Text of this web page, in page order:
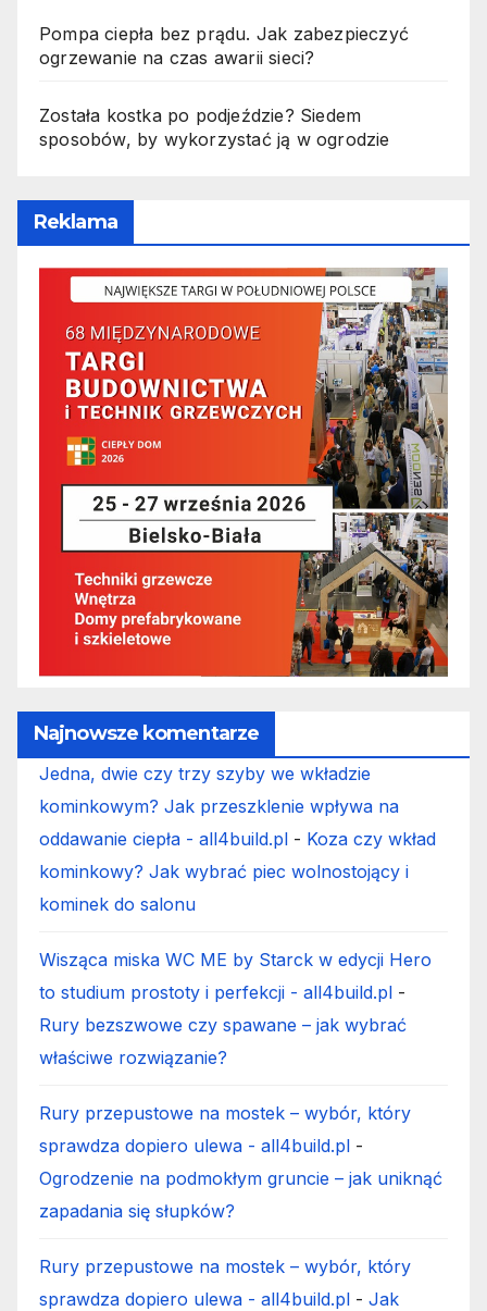
Pompa ciepła bez prądu. Jak zabezpieczyć
ogrzewanie na czas awarii sieci?
Została kostka po podjeździe? Siedem
sposobów, by wykorzystać ją w ogrodzie
Reklama
Najnowsze komentarze
Jedna, dwie czy trzy szyby we wkładzie
kominkowym? Jak przeszklenie wpływa na
oddawanie ciepła - all4build.pl - Koza czy wkład
kominkowy? Jak wybrać piec wolnostojący i
kominek do salonu
Wisząca miska WC ME by Starck w edycji Hero
to studium prostoty i perfekcji - all4build.pl -
Rury bezszwowe czy spawane – jak wybrać
właściwe rozwiązanie?
Rury przepustowe na mostek – wybór, który
sprawdza dopiero ulewa - all4build.pl -
Ogrodzenie na podmokłym gruncie – jak uniknąć
zapadania się słupków?
Rury przepustowe na mostek – wybór, który
sprawdza dopiero ulewa - all4build.pl - Jak